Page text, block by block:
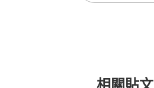
相關貼文